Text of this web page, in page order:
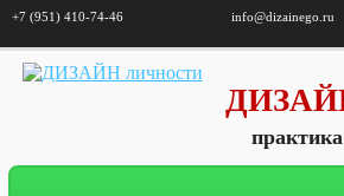
+7 (951) 410-74-46 info@dizainego.ru